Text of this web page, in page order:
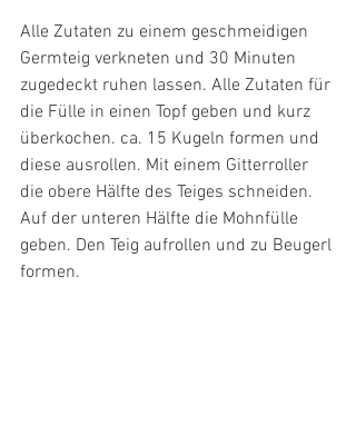
Alle Zutaten zu einem geschmeidigen
Germteig verkneten und 30 Minuten
zugedeckt ruhen lassen. Alle Zutaten für
die Fülle in einen Topf geben und kurz
überkochen. ca. 15 Kugeln formen und
diese ausrollen. Mit einem Gitterroller
die obere Hälfte des Teiges schneiden.
Auf der unteren Hälfte die Mohnfülle
geben. Den Teig aufrollen und zu Beugerl
formen.